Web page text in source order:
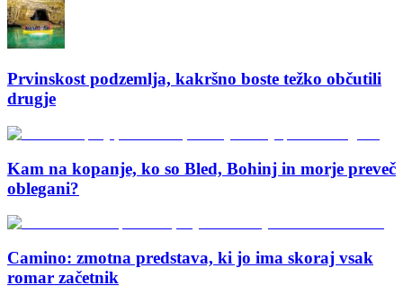
Prvinskost podzemlja, kakršno boste težko občutili
drugje
Kam na kopanje, ko so Bled, Bohinj in morje preveč
oblegani?
Camino: zmotna predstava, ki jo ima skoraj vsak
romar začetnik